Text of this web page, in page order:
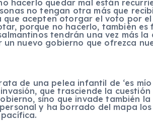
hacerlo quedar mal están
no tengan otra más que
acepten otorgar el voto por el
porque no hacerlo, también es
tendrán una vez más la
nuevo gobierno que ofrezca
de una pelea infantil de ‘es mío
que trasciende la cuestión
sino que invade también
y ha borrado del mapa